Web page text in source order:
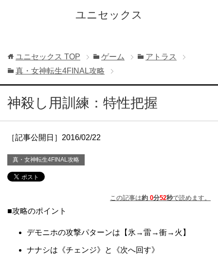
ユニセックス
ユニセックス TOP ゲーム
アトラス
真・女神転生4FINAL攻略
神殺し用訓練：特性把握
［記事公開日］2016/02/22
真・女神転生4FINAL攻略
この記事は約 0分52秒で読めます。
■攻略のポイント
デモニホの攻撃パターンは【氷→雷→衝→火】
ナナシは《チェンジ》と《次へ回す》